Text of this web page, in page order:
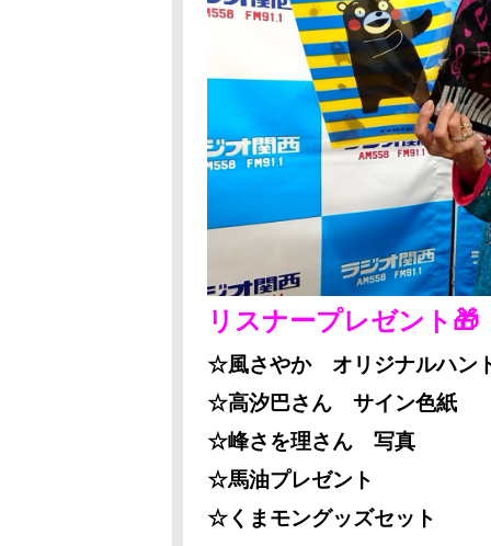
リスナープレゼント🎁
☆風さやか オリジナルハン
☆高汐巴さん サイン色紙
☆峰さを理さん 写真
☆馬油プレゼント
☆くまモングッズセット